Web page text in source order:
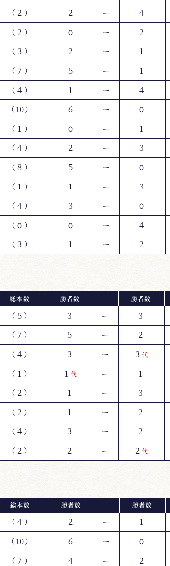
（２） ２ ー ４
（２） ０ ー ２
（３） ２ ー １
（７） ５ ー １
（４） １ ー ４
（10） ６ ー ０
（１） ０ ー １
（４） ２ ー ３
（８） ５ ー ０
（１） １ ー ３
（４） ３ ー ０
（０） ０ ー ４
（３） １ ー ２
総本数 勝者数 勝者数
（５） ３ ー ３
（７） ５ ー ２
（４） ３ ー ３ 代
（１） １ 代 ー １
（２） １ ー ３
（２） １ ー ２
（４） ３ ー ２
（２） ２ ー ２ 代
総本数 勝者数 勝者数
（４） ２ ー １
（10） ６ ー ０
（７） ４ ー ２